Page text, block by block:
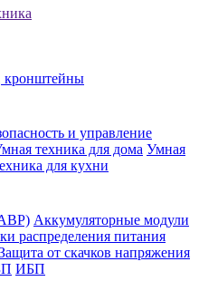
кронштейны
и управление
техника для дома Умная
для кухни
Аккумуляторные модули
распределения питания
от скачков напряжения
ИБП